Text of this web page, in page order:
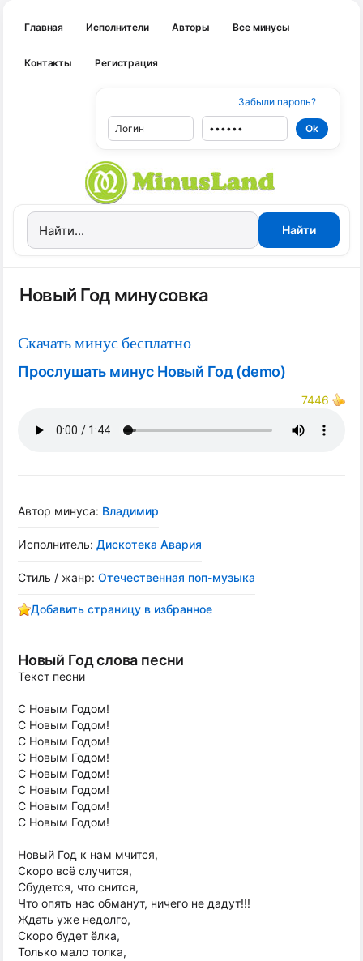
Главная Исполнители Авторы Все минусы
Контакты Регистрация
Забыли пароль?
Новый Год минусовка
Скачать минус бесплатно
Прослушать минус Новый Год (demo)
7446
Автор минуса: Владимир
Исполнитель: Дискотека Авария
Стиль / жанр: Отечественная поп-музыка
Добавить страницу в избранное
Новый Год слова песни
Текст песни
С Новым Годом!
С Новым Годом!
С Новым Годом!
С Новым Годом!
С Новым Годом!
С Новым Годом!
С Новым Годом!
С Новым Годом!
Новый Год к нам мчится,
Скоро всё случится,
Сбудется, что снится,
Что опять нас обманут, ничего не дадут!!!
Ждать уже недолго,
Скоро будет ёлка,
Только мало толка,